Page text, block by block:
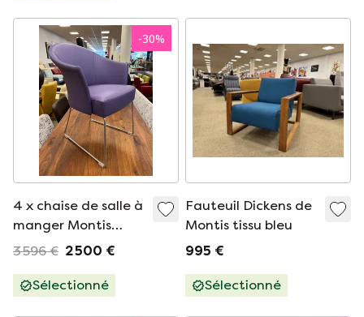
-30%
4 x chaise de salle à
manger Montis
Floris modèle
3 596 € 2 500 €
Sélectionné
Fauteuil Dickens de
Montis tissu bleu
995 €
Sélectionné